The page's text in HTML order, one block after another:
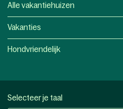
Alle vakantiehuizen
Vakanties
Hondvriendelijk
Selecteer je taal